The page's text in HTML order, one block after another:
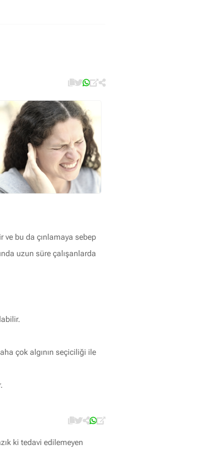
bu da çınlamaya sebep
uzun süre çalışanlarda
çok algının seçiciliği ile
ki tedavi edilemeyen